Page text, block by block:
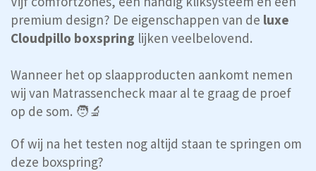
premium design? De eigenschappen van de luxe
Cloudpillo boxspring lijken veelbelovend.
Wanneer het op slaapproducten aankomt nemen
wij van Matrassencheck maar al te graag de proef
op de som. 🧑‍🔬
Of wij na het testen nog altijd staan te springen om
deze boxspring?